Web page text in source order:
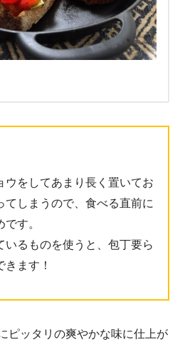
ウをしてあまり長く置いてお
てしまうので、食べる直前に
す。
いるものを使うと、包丁要ら
ます！
ピッタリの爽やかな味に仕上が